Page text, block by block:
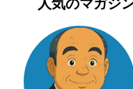
人気のマガジ